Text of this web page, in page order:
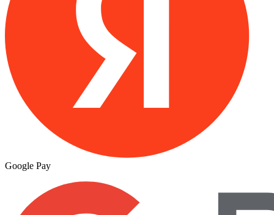
Google Pay